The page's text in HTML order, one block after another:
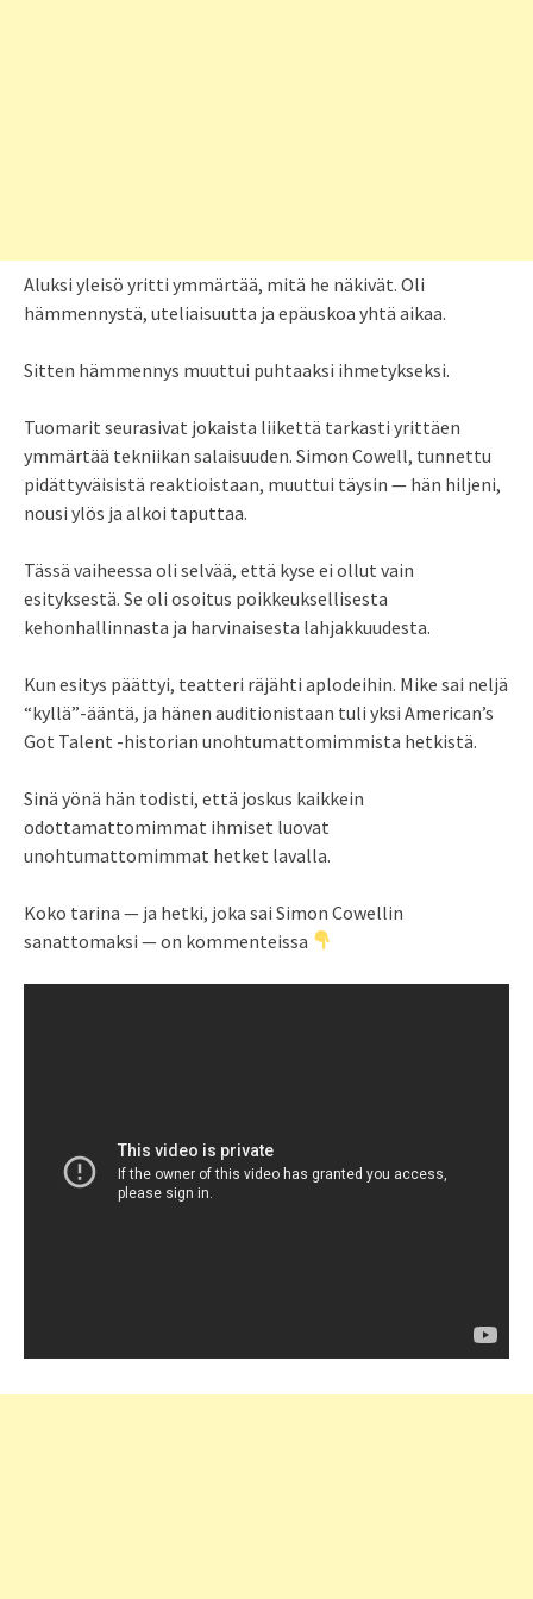
Aluksi yleisö yritti ymmärtää, mitä he näkivät. Oli
hämmennystä, uteliaisuutta ja epäuskoa yhtä aikaa.
Sitten hämmennys muuttui puhtaaksi ihmetykseksi.
Tuomarit seurasivat jokaista liikettä tarkasti yrittäen
ymmärtää tekniikan salaisuuden. Simon Cowell, tunnettu
pidättyväisistä reaktioistaan, muuttui täysin — hän hiljeni,
nousi ylös ja alkoi taputtaa.
Tässä vaiheessa oli selvää, että kyse ei ollut vain
esityksestä. Se oli osoitus poikkeuksellisesta
kehonhallinnasta ja harvinaisesta lahjakkuudesta.
Kun esitys päättyi, teatteri räjähti aplodeihin. Mike sai neljä
“kyllä”-ääntä, ja hänen auditionistaan tuli yksi American’s
Got Talent -historian unohtumattomimmista hetkistä.
Sinä yönä hän todisti, että joskus kaikkein
odottamattomimmat ihmiset luovat
unohtumattomimmat hetket lavalla.
Koko tarina — ja hetki, joka sai Simon Cowellin
sanattomaksi — on kommenteissa